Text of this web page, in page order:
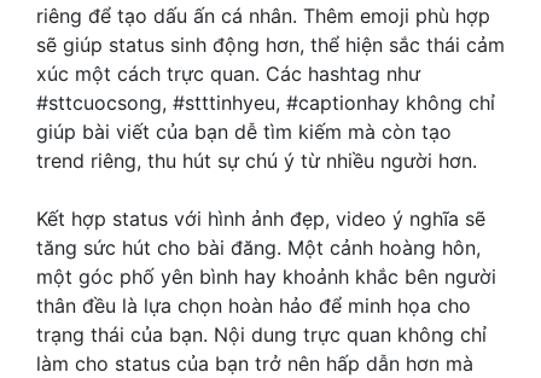
riêng để tạo dấu ấn cá nhân. Thêm emoji phù hợp
sẽ giúp status sinh động hơn, thể hiện sắc thái cảm
xúc một cách trực quan. Các hashtag như
#sttcuocsong, #stttinhyeu, #captionhay không chỉ
giúp bài viết của bạn dễ tìm kiếm mà còn tạo
trend riêng, thu hút sự chú ý từ nhiều người hơn.
Kết hợp status với hình ảnh đẹp, video ý nghĩa sẽ
tăng sức hút cho bài đăng. Một cảnh hoàng hôn,
một góc phố yên bình hay khoảnh khắc bên người
thân đều là lựa chọn hoàn hảo để minh họa cho
trạng thái của bạn. Nội dung trực quan không chỉ
làm cho status của bạn trở nên hấp dẫn hơn mà